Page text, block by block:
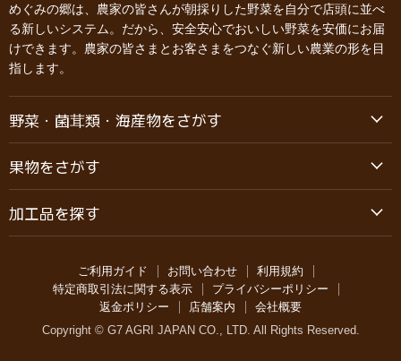
めぐみの郷は、農家の皆さんが朝採りした野菜を自分で店頭に並べ
る新しいシステム。だから、安全安心でおいしい野菜を安価にお届
けできます。農家の皆さまとお客さまをつなぐ新しい農業の形を目
指します。
野菜・菌茸類・海産物をさがす
果物をさがす
加工品を探す
ご利用ガイド お問い合わせ
利用規約
特定商取引法に関する表示
プライバシーポリシー
返金ポリシー
店舗案内
会社概要
Copyright © G7 AGRI JAPAN CO., LTD. All Rights Reserved.